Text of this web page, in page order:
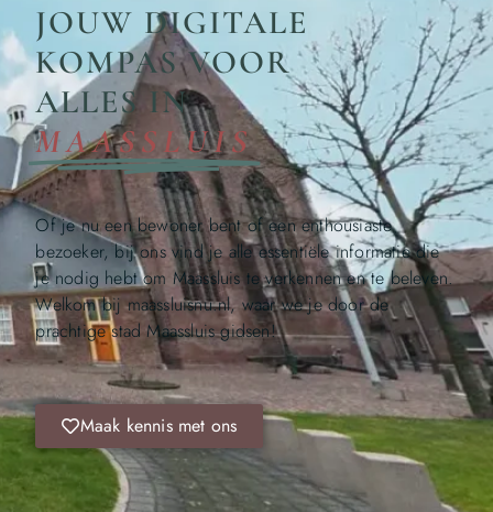
JOUW DIGITALE
KOMPAS VOOR
ALLES IN
MAASSLUIS
Of je nu een bewoner bent of een enthousiaste
bezoeker, bij ons vind je alle essentiële informatie die
je nodig hebt om Maassluis te verkennen en te beleven.
Welkom bij maassluisnu.nl, waar we je door de
prachtige stad Maassluis gidsen!
Maak kennis met ons